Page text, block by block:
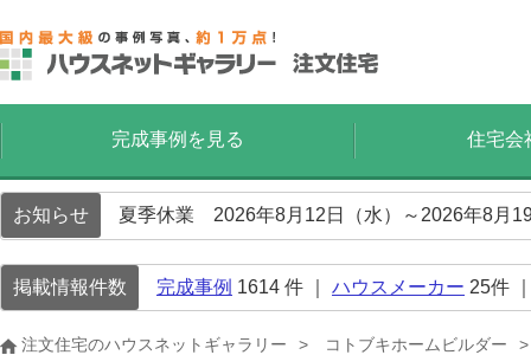
完成事例を見る 住宅会
お知らせ 夏季休業 2026年8月12日（水）～2026年8月
掲載情報件数 完成事例 1614 件 ｜ ハウスメーカー 25件
注文住宅のハウスネットギャラリー コトブキホームビルダー